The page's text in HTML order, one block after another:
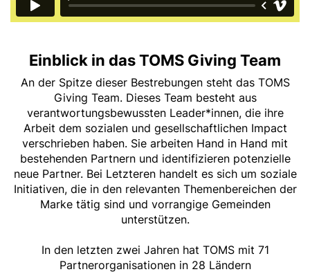
Einblick in das TOMS Giving Team
An der Spitze dieser Bestrebungen steht das TOMS
Giving Team. Dieses Team besteht aus
verantwortungsbewussten Leader*innen, die ihre
Arbeit dem sozialen und gesellschaftlichen Impact
verschrieben haben. Sie arbeiten Hand in Hand mit
bestehenden Partnern und identifizieren potenzielle
neue Partner. Bei Letzteren handelt es sich um soziale
Initiativen, die in den relevanten Themenbereichen der
Marke tätig sind und vorrangige Gemeinden
unterstützen.
In den letzten zwei Jahren hat TOMS mit 71
Partnerorganisationen in 28 Ländern